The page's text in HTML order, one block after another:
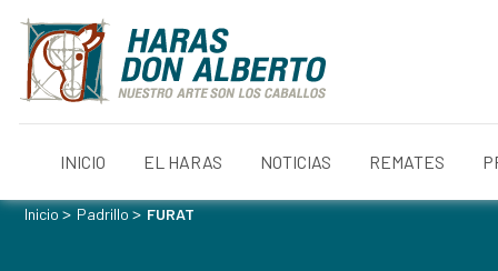
INICIO EL HARAS NOTICIAS REMATES
Inicio> Padrillo> FURAT